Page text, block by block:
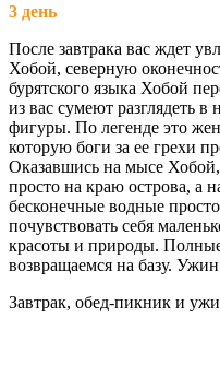
3 день
После завтрака вас ждет
Хобой, северную
бурятского языка Хобой
из вас сумеют разглядеть
фигуры. По легенде это
которую боги за ее грехи
Оказавшись на мысе
просто на краю острова, а
бесконечные водные
почувствовать себя
красоты и природы.
возвращаемся на базу.
Завтрак, обед-пикник и